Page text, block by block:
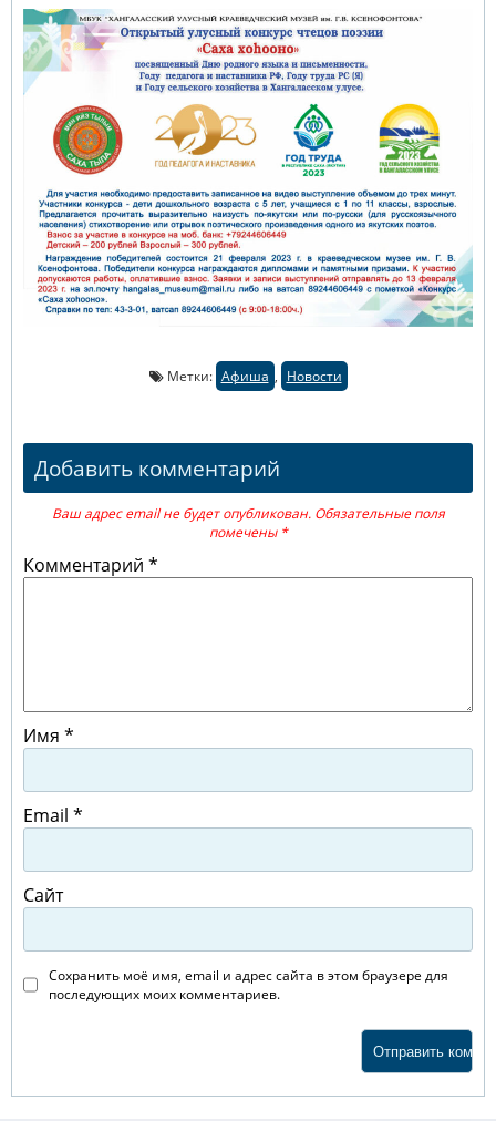
Метки: Афиша , Новости
Добавить комментарий
Ваш адрес email не будет опубликован. Обязательные поля
помечены *
Комментарий *
Имя *
Email *
Сайт
Сохранить моё имя, email и адрес сайта в этом браузере для
последующих моих комментариев.